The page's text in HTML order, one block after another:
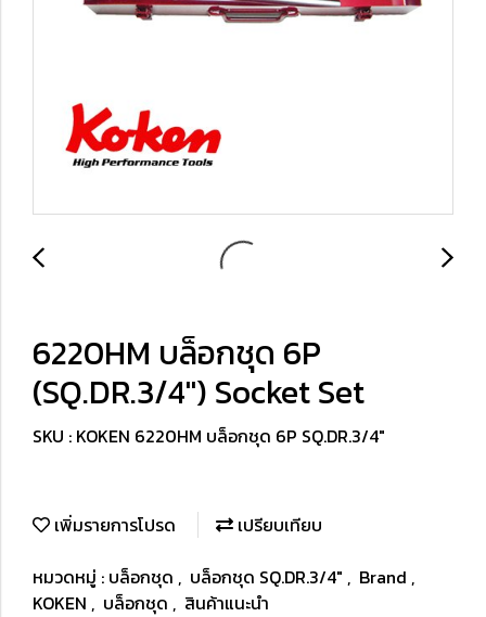
6220HM บล็อกชุด 6P
(SQ.DR.3/4") Socket Set
SKU : KOKEN 6220HM บล็อกชุด 6P SQ.DR.3/4"
เพิ่มรายการโปรด
เปรียบเทียบ
หมวดหมู่ : บล็อกชุด , บล็อกชุด SQ.DR.3/4" , Brand ,
KOKEN , บล็อกชุด , สินค้าแนะนำ